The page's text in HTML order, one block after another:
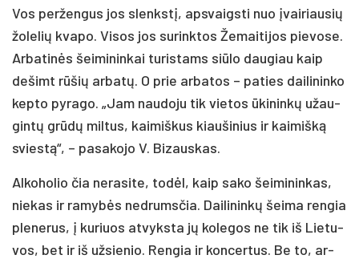
Vos per­žen­gus jos slenks­tį, ap­svaigs­ti nuo įvai­riau­sių
žo­le­lių kva­po. Vi­sos jos su­rink­tos Že­mai­ti­jos pie­vo­se.
Ar­ba­ti­nės šei­mi­nin­kai tu­ris­tams siū­lo dau­giau kaip
de­šimt rū­šių ar­ba­tų. O prie ar­ba­tos – pa­ties dai­li­nin­ko
kep­to py­ra­go. „Jam nau­do­ju tik vie­tos ūki­nin­kų užau­
gin­tų grū­dų mil­tus, kai­miš­kus kiau­ši­nius ir kai­miš­ką
svies­tą“, – pa­sa­ko­jo V. Bi­zaus­kas.
Al­ko­ho­lio čia ne­ra­si­te, to­dėl, kaip sa­ko šei­mi­nin­kas,
nie­kas ir ra­my­bės ne­drums­čia. Dai­li­nin­kų šei­ma ren­gia
ple­ne­rus, į ku­riuos at­vyks­ta jų ko­le­gos ne tik iš Lie­tu­
vos, bet ir iš už­sie­nio. Ren­gia ir kon­cer­tus. Be to, ar­